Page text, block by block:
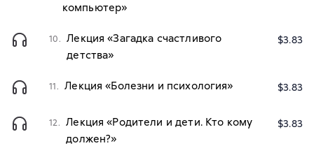
компьютер»
10. Лекция «Загадка счастливого
детства»
$3.83
11. Лекция «Болезни и психология» $3.83
12. Лекция «Родители и дети. Кто кому
должен?»
$3.83